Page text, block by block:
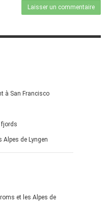
à San Francisco
fjords
Alpes de Lyngen
et les Alpes de